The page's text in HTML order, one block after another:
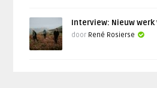
Interview: Nieuw werk
door René Rosierse